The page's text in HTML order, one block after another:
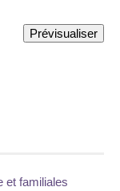
et familiales